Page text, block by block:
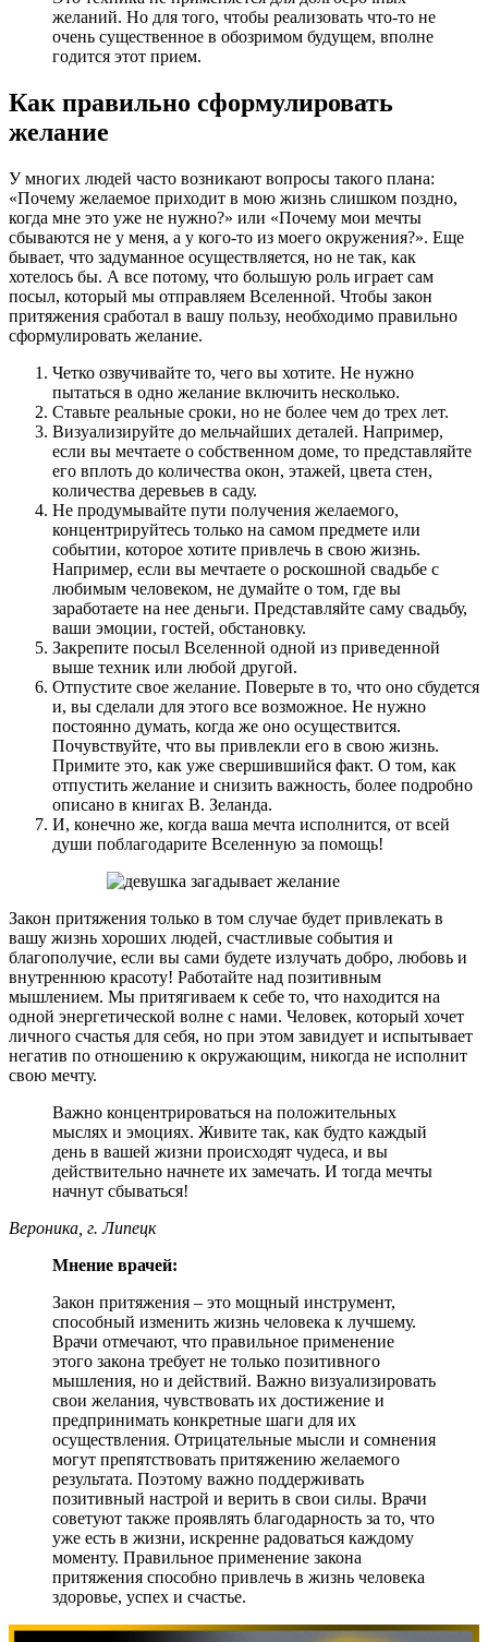
желаний. Но для того, чтобы реализовать что-то не
очень существенное в обозримом будущем, вполне
годится этот прием.
Как правильно сформулировать
желание
У многих людей часто возникают вопросы такого плана:
«Почему желаемое приходит в мою жизнь слишком поздно,
когда мне это уже не нужно?» или «Почему мои мечты
сбываются не у меня, а у кого-то из моего окружения?». Еще
бывает, что задуманное осуществляется, но не так, как
хотелось бы. А все потому, что большую роль играет сам
посыл, который мы отправляем Вселенной. Чтобы закон
притяжения сработал в вашу пользу, необходимо правильно
сформулировать желание.
Четко озвучивайте то, чего вы хотите. Не нужно
пытаться в одно желание включить несколько.
Ставьте реальные сроки, но не более чем до трех лет.
Визуализируйте до мельчайших деталей. Например,
если вы мечтаете о собственном доме, то представляйте
его вплоть до количества окон, этажей, цвета стен,
количества деревьев в саду.
Не продумывайте пути получения желаемого,
концентрируйтесь только на самом предмете или
событии, которое хотите привлечь в свою жизнь.
Например, если вы мечтаете о роскошной свадьбе с
любимым человеком, не думайте о том, где вы
заработаете на нее деньги. Представляйте саму свадьбу,
ваши эмоции, гостей, обстановку.
Закрепите посыл Вселенной одной из приведенной
выше техник или любой другой.
Отпустите свое желание. Поверьте в то, что оно сбудется
и, вы сделали для этого все возможное. Не нужно
постоянно думать, когда же оно осуществится.
Почувствуйте, что вы привлекли его в свою жизнь.
Примите это, как уже свершившийся факт. О том, как
отпустить желание и снизить важность, более подробно
описано в книгах В. Зеланда.
И, конечно же, когда ваша мечта исполнится, от всей
души поблагодарите Вселенную за помощь!
Закон притяжения только в том случае будет привлекать в
вашу жизнь хороших людей, счастливые события и
благополучие, если вы сами будете излучать добро, любовь и
внутреннюю красоту! Работайте над позитивным
мышлением. Мы притягиваем к себе то, что находится на
одной энергетической волне с нами. Человек, который хочет
личного счастья для себя, но при этом завидует и испытывает
негатив по отношению к окружающим, никогда не исполнит
свою мечту.
Важно концентрироваться на положительных
мыслях и эмоциях. Живите так, как будто каждый
день в вашей жизни происходят чудеса, и вы
действительно начнете их замечать. И тогда мечты
начнут сбываться!
Вероника, г. Липецк
Мнение врачей:
Закон притяжения – это мощный инструмент,
способный изменить жизнь человека к лучшему.
Врачи отмечают, что правильное применение
этого закона требует не только позитивного
мышления, но и действий. Важно визуализировать
свои желания, чувствовать их достижение и
предпринимать конкретные шаги для их
осуществления. Отрицательные мысли и сомнения
могут препятствовать притяжению желаемого
результата. Поэтому важно поддерживать
позитивный настрой и верить в свои силы. Врачи
советуют также проявлять благодарность за то, что
уже есть в жизни, искренне радоваться каждому
моменту. Правильное применение закона
притяжения способно привлечь в жизнь человека
здоровье, успех и счастье.